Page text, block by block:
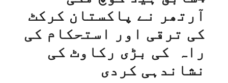
آرتھر نے پاکستان کرکٹ
کی ترقی اور استحکام کی
راہ کی بڑی رکاوٹ کی
نشاندہی کردی